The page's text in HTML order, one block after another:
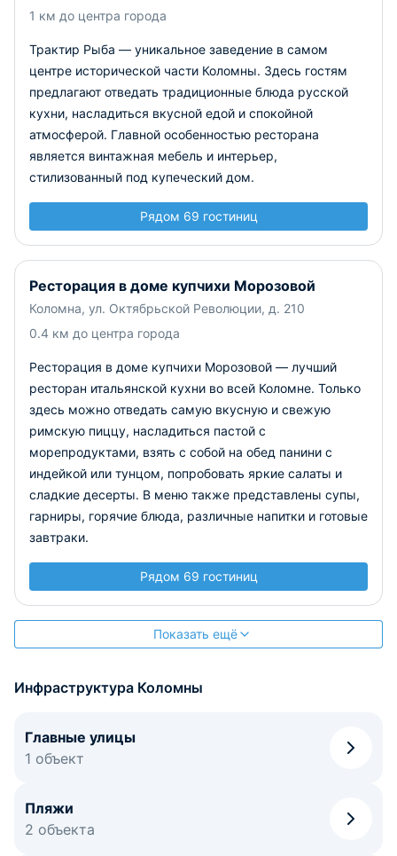
1 км до центра города
Трактир Рыба — уникальное заведение в самом
центре исторической части Коломны. Здесь гостям
предлагают отведать традиционные блюда русской
кухни, насладиться вкусной едой и спокойной
атмосферой. Главной особенностью ресторана
является винтажная мебель и интерьер,
стилизованный под купеческий дом.
Рядом 69 гостиниц
Ресторация в доме купчихи Морозовой
Коломна, ул. Октябрьской Революции, д. 210
0.4 км до центра города
Ресторация в доме купчихи Морозовой — лучший
ресторан итальянской кухни во всей Коломне. Только
здесь можно отведать самую вкусную и свежую
римскую пиццу, насладиться пастой с
морепродуктами, взять с собой на обед панини с
индейкой или тунцом, попробовать яркие салаты и
сладкие десерты. В меню также представлены супы,
гарниры, горячие блюда, различные напитки и готовые
завтраки.
Рядом 69 гостиниц
Показать ещё
Инфраструктура Коломны
Главные улицы
1 объект
Пляжи
2 объекта